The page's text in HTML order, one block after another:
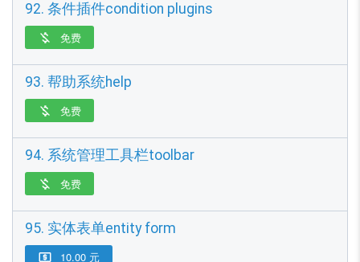
92. 条件插件condition plugins
 免费
93. 帮助系统help
 免费
94. 系统管理工具栏toolbar
 免费
95. 实体表单entity form
 10.00 元